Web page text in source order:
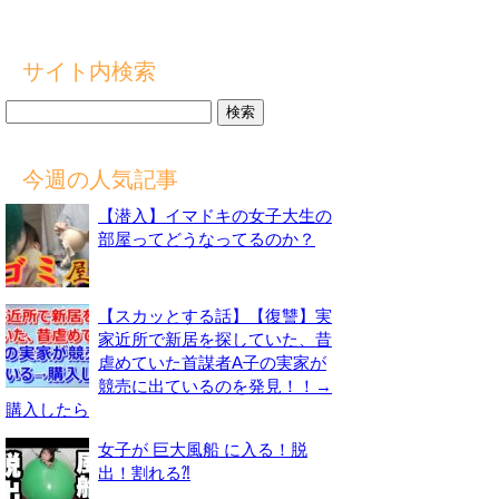
サイト内検索
今週の人気記事
【潜入】イマドキの女子大生の
部屋ってどうなってるのか？
【スカッとする話】【復讐】実
家近所で新居を探していた、昔
虐めていた首謀者A子の実家が
競売に出ているのを発見！！→
購入したら
女子が 巨大風船 に入る！脱
出！割れる⁈